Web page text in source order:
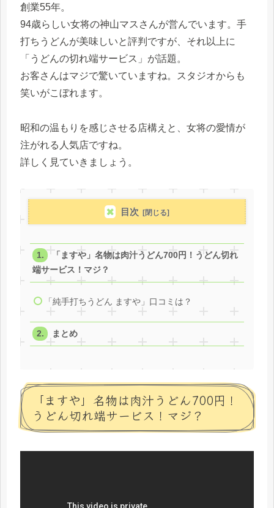
創業55年。
94歳らしい女将の神山マスさんが営んでいます。手
打ちうどんが美味しいと評判ですが、それ以上に
「うどんの切れ端サービス」が話題。
お客さんはマジで驚いていますね。スタジオからも
笑いがこぼれます。
昭和の温もりを感じさせる店構えと、女将の愛情が
注がれる人気店ですね。
詳しく見ていきましょう。
目次
「ますや」名物は肉汁うどん700円！うどん切れ
端サービス！マジ？
「純手打ちうどん ますや」口コミは？
まとめ
「ますや」名物は肉汁うどん700円！
うどん切れ端サービス！マジ？